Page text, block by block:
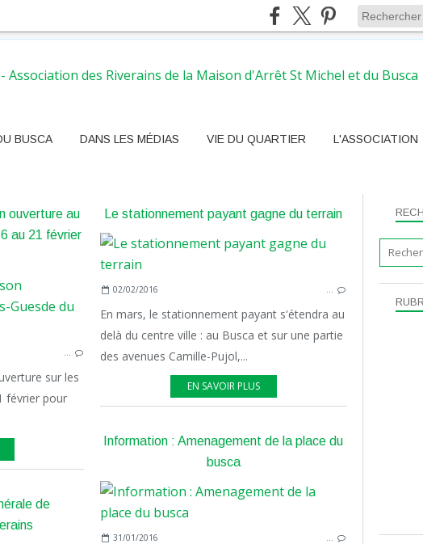
BUSCA DANS LES MÉDIAS VIE DU QUARTIER L'ASSOCIATION
ouverture au
au 21 février
…
sur les
février pour
Le stationnement payant gagne du terrain
02/02/2016 …
En mars, le stationnement payant s'étendra au
delà du centre ville : au Busca et sur une partie
des avenues Camille-Pujol,...
EN SAVOIR PLUS
Information : Amenagement de la place du
busca
31/01/2016 …
de